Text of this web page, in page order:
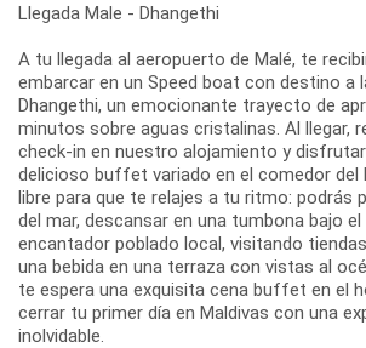
Llegada Male - Dhangethi
A tu llegada al aeropuerto de Malé, te
embarcar en un Speed boat con destino a
Dhangethi, un emocionante trayecto de
minutos sobre aguas cristalinas. Al llegar,
check-in en nuestro alojamiento y
delicioso buffet variado en el comedor del
libre para que te relajes a tu ritmo: podrás
del mar, descansar en una tumbona bajo
encantador poblado local, visitando
una bebida en una terraza con vistas al
te espera una exquisita cena buffet en el
cerrar tu primer día en Maldivas con una
inolvidable.